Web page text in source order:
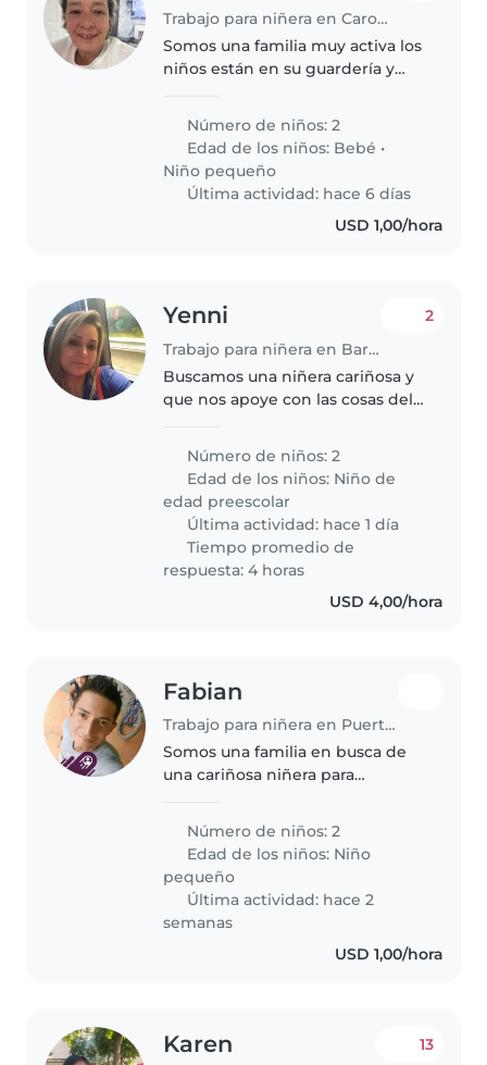
Trabajo para niñera en Caroní (Estado Bolívar)
Somos una familia muy activa los
niños están en su guardería y
Número de niños: 2
Edad de los niños: Bebé •
Niño pequeño
Última actividad: hace 6 días
USD 1,00/hora
Yenni
Trabajo para niñera en Barinas
2
Buscamos una niñera cariñosa y
que nos apoye con las cosas del
¡Ideal si ama el cuidado infantil y
disfruta de tiempo..
Número de niños: 2
Edad de los niños: Niño de
edad preescolar
Última actividad: hace 1 día
Tiempo promedio de
respuesta: 4 horas
USD 4,00/hora
Fabian
Trabajo para niñera en Puerto Ayacucho
Somos una familia en busca de
una cariñosa niñera para
años, llenos de energía creativa y
deportiva. Necesitamos alguien
responsable, cómodo con tareas
domésticas..
Número de niños: 2
Edad de los niños: Niño
pequeño
Última actividad: hace 2
semanas
USD 1,00/hora
Karen 13